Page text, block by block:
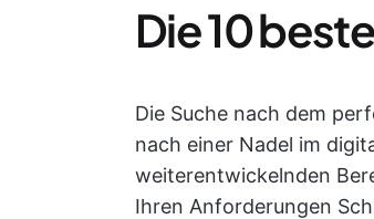
Die 10
Die Suche nach dem
nach einer Nadel im
weiterentwickelnden
Ihren Anforderungen